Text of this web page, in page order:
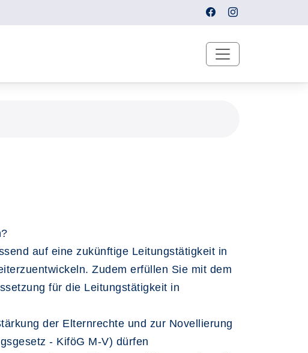
auf eine zukünftige Leitungstätigkeit in
Zudem erfüllen Sie mit dem
für die Leitungstätigkeit in
der Elternrechte und zur Novellierung
- KiföG M-V) dürfen